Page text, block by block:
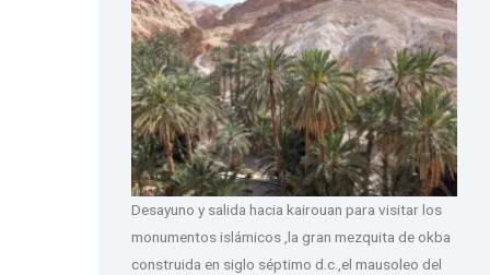
Desayuno y salida hacia kairouan para visitar los
monumentos islámicos ,la gran mezquita de okba
construida en siglo séptimo d.c.,el mausoleo del